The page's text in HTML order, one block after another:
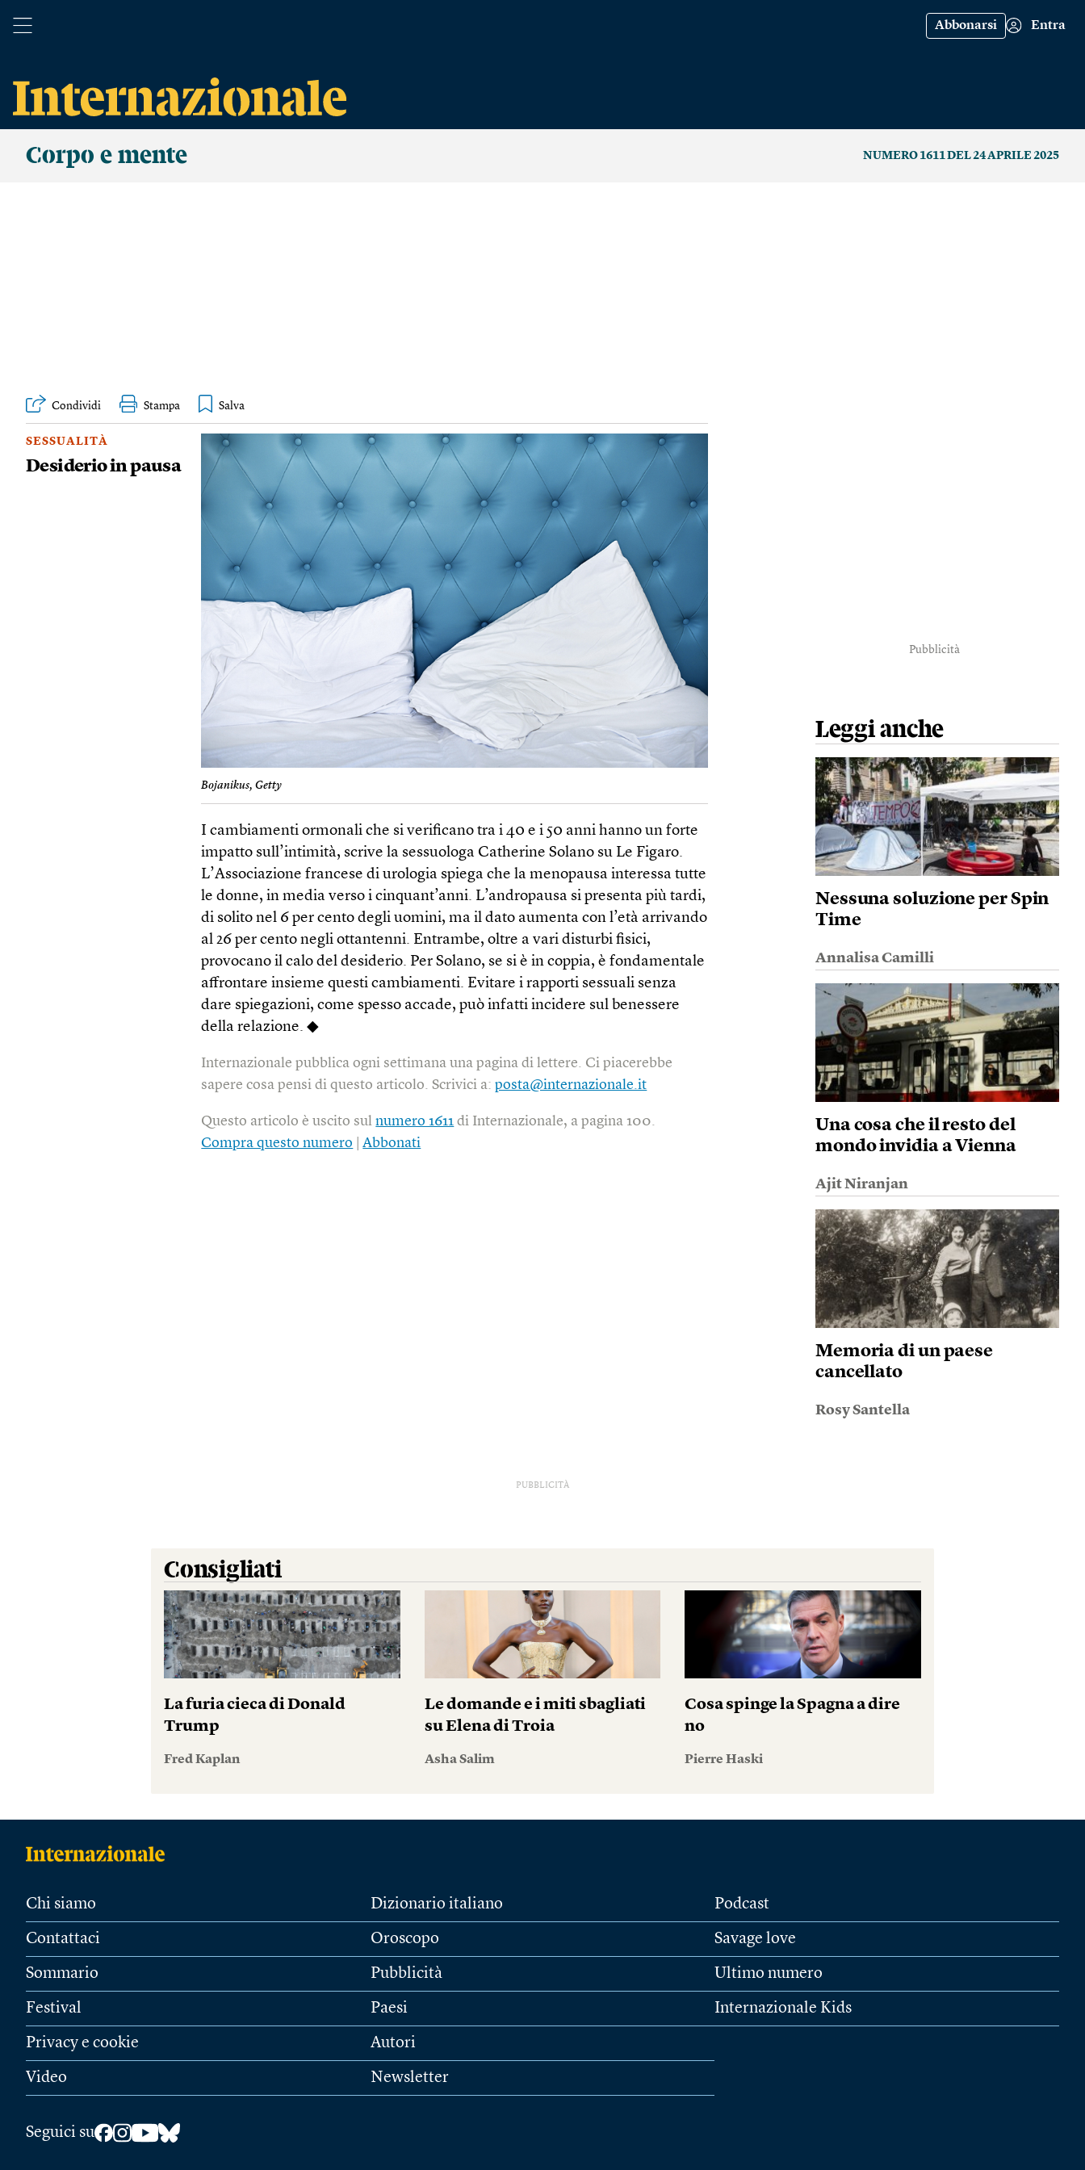
Abbonarsi Entra
Corpo e mente NUMERO 1611 DEL 24 APRILE 2025
Condividi Stampa
SESSUALITÀ
Desiderio in pausa
Bojanikus, Getty
I cambiamenti ormonali che si verificano tra i 40 e i 50 anni hanno un forte
impatto sull’intimità, scrive la sessuologa Catherine Solano su Le Figaro.
L’Associazione francese di urologia spiega che la menopausa interessa tutte
le donne, in media verso i cinquant’anni. L’andropausa si presenta più tardi,
di solito nel 6 per cento degli uomini, ma il dato aumenta con l’età arrivando
al 26 per cento negli ottantenni. Entrambe, oltre a vari disturbi fisici,
provocano il calo del desiderio. Per Solano, se si è in coppia, è fondamentale
affrontare insieme questi cambiamenti. Evitare i rapporti sessuali senza
dare spiegazioni, come spesso accade, può infatti incidere sul benessere
della relazione. ◆
Internazionale pubblica ogni settimana una pagina di lettere. Ci piacerebbe
sapere cosa pensi di questo articolo. Scrivici a:posta@internazionale.it
Questo articolo è uscito sulnumero 1611 di Internazionale, a pagina 100.
Compra questo numero |Abbonati
Pubblicità
Leggi anche
Nessuna soluzione per Spin
Time
Annalisa Camilli
Una cosa che il resto del
mondo invidia a Vienna
Ajit Niranjan
Memoria di un paese
cancellato
Rosy Santella
PUBBLICITÀ
Consigliati
La furia cieca di Donald
Trump
Fred Kaplan
Le domande e i miti sbagliati
su Elena di Troia
Asha Salim
Cosa spinge la Spagna a dire
no
Pierre Haski
Chi siamo
Contattaci
Sommario
Festival
Privacy e cookie
Video
Dizionario italiano
Oroscopo
Pubblicità
Paesi
Autori
Newsletter
Podcast
Savage love
Ultimo numero
Internazionale Kids
Seguici su